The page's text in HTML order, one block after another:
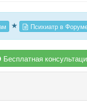
★ Психиатр в
Бесплатная